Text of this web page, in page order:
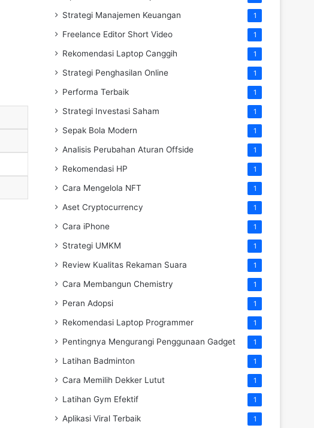
Strategi Manajemen Keuangan 1
Freelance Editor Short Video 1
Rekomendasi Laptop Canggih 1
Strategi Penghasilan Online 1
Performa Terbaik 1
Strategi Investasi Saham 1
Sepak Bola Modern 1
Analisis Perubahan Aturan Offside 1
Rekomendasi HP 1
Cara Mengelola NFT 1
Aset Cryptocurrency 1
Cara iPhone 1
Strategi UMKM 1
Review Kualitas Rekaman Suara 1
Cara Membangun Chemistry 1
Peran Adopsi 1
Rekomendasi Laptop Programmer 1
Pentingnya Mengurangi Penggunaan Gadget 1
Latihan Badminton 1
Cara Memilih Dekker Lutut 1
Latihan Gym Efektif 1
Aplikasi Viral Terbaik 1